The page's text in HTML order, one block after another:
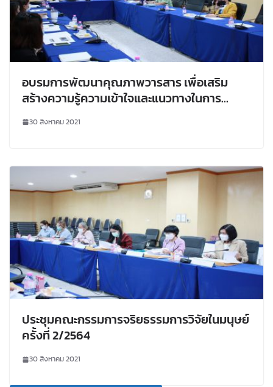
อบรมการพัฒนาคุณภาพวารสาร เพื่อเสริม
สร้างความรู้ความเข้าใจและแนวทางในการ
TCI30 สิงหาคม 2021
ประชุมคณะกรรมการจริยธรรมการวิจัยในมนุษย์
ครั้งที่ 2/2564
30 สิงหาคม 2021